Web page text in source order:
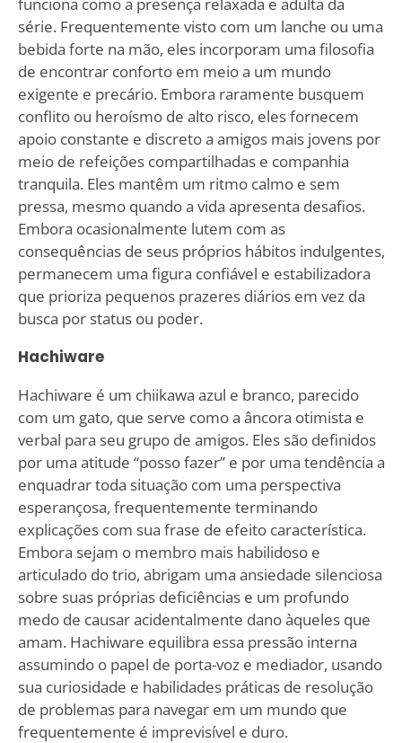
série. Frequentemente visto com um lanche ou uma
bebida forte na mão, eles incorporam uma filosofia
de encontrar conforto em meio a um mundo
exigente e precário. Embora raramente busquem
conflito ou heroísmo de alto risco, eles fornecem
apoio constante e discreto a amigos mais jovens por
meio de refeições compartilhadas e companhia
tranquila. Eles mantêm um ritmo calmo e sem
pressa, mesmo quando a vida apresenta desafios.
Embora ocasionalmente lutem com as
consequências de seus próprios hábitos indulgentes,
permanecem uma figura confiável e estabilizadora
que prioriza pequenos prazeres diários em vez da
busca por status ou poder.
Hachiware
Hachiware é um chiikawa azul e branco, parecido
com um gato, que serve como a âncora otimista e
verbal para seu grupo de amigos. Eles são definidos
por uma atitude “posso fazer” e por uma tendência a
enquadrar toda situação com uma perspectiva
esperançosa, frequentemente terminando
explicações com sua frase de efeito característica.
Embora sejam o membro mais habilidoso e
articulado do trio, abrigam uma ansiedade silenciosa
sobre suas próprias deficiências e um profundo
medo de causar acidentalmente dano àqueles que
amam. Hachiware equilibra essa pressão interna
assumindo o papel de porta-voz e mediador, usando
sua curiosidade e habilidades práticas de resolução
de problemas para navegar em um mundo que
frequentemente é imprevisível e duro.